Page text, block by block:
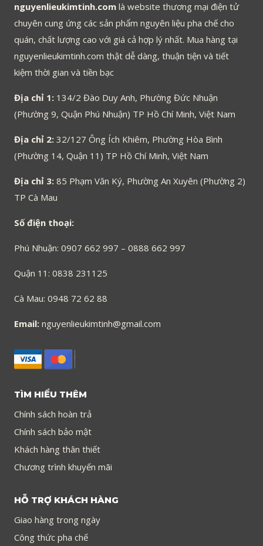
nguyenlieukimtinh.com là website thương mại điện tử
chuyên cung ứng các sản phẩm nguyên liệu pha chế cho
quán, chất lượng cao với giá cả hợp lý nhất. Mua hàng tại
nguyenlieukimtinh.com thật dễ dàng, thuận tiện và tiết
kiệm thời gian và tiền bạc
Địa chỉ 1: 134/2 Đào Duy Anh, Phường Đức Nhuận
(Phường 9, Quận Phú Nhuận) TP Hồ Chí Minh, Việt Nam
Địa chỉ 2: 32/127 Ông Ích Khiêm, Phường Hòa Bình
(Phường 14, Quận 11) TP Hồ Chí Minh, Việt Nam
Địa chỉ 3: 85 Phạm Văn Ký, Phường An Xuyên (Phường 2)
TP Cà Mau
Số điện thoại:
Phú Nhuận: 0907 662 997 – 0888 662 997
Quận 11: 0838 231125
Cà Mau: 0948 72 62 88
Email: nguyenlieukimtinh@gmail.com
TÌM HIỂU THÊM
Chính sách hoàn trả
Chính sách bảo mật
Khách hàng thân thiết
Chương trình khuyến mãi
HỖ TRỢ KHÁCH HÀNG
Giao hàng trong ngày
Công thức pha chế